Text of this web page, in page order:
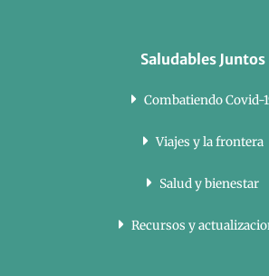
Saludables Juntos
Combatiendo Covid-
Viajes y la frontera
Salud y bienestar
Recursos y